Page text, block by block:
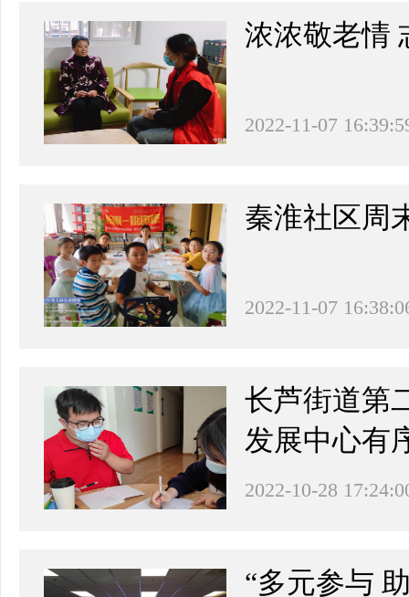
浓浓敬老情
2022-11-07
秦淮社区周
2022-11-07
长芦街道第
发展中心有
2022-10-28
“多元参与